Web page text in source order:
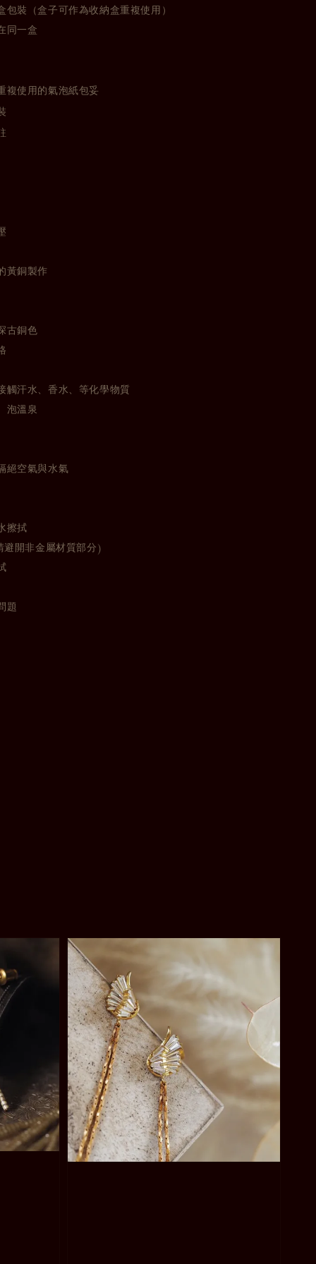
裝（盒子可作為收納盒重複使用）
同一盒
複使用的氣泡紙包妥
黃銅製作
古銅色
觸汗水、香水、等化學物質
泡溫泉
絕空氣與水氣
擦拭
開非金屬材質部分)
題